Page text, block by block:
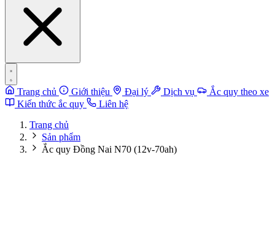
Trang chủ Giới thiệu Đại lý Dịch vụ
Ắc quy theo xe
Kiến thức ắc quy
Liên hệ
Trang chủ
Sản phẩm
Ắc quy Đồng Nai N70 (12v-70ah)